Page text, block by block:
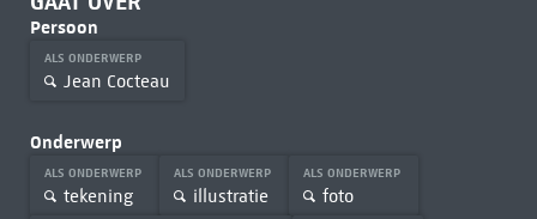
Persoon
ALS ONDERWERP
Jean Cocteau
Onderwerp
ALS ONDERWERP
tekening
ALS ONDERWERP
illustratie
ALS ONDERWERP
foto